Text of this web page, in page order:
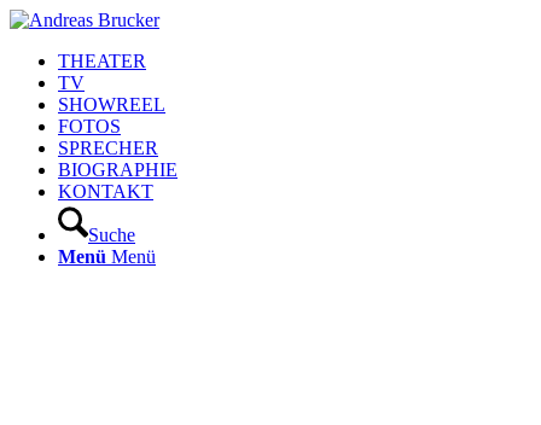
THEATER
TV
SHOWREEL
FOTOS
SPRECHER
BIOGRAPHIE
KONTAKT
Suche
Menü Menü